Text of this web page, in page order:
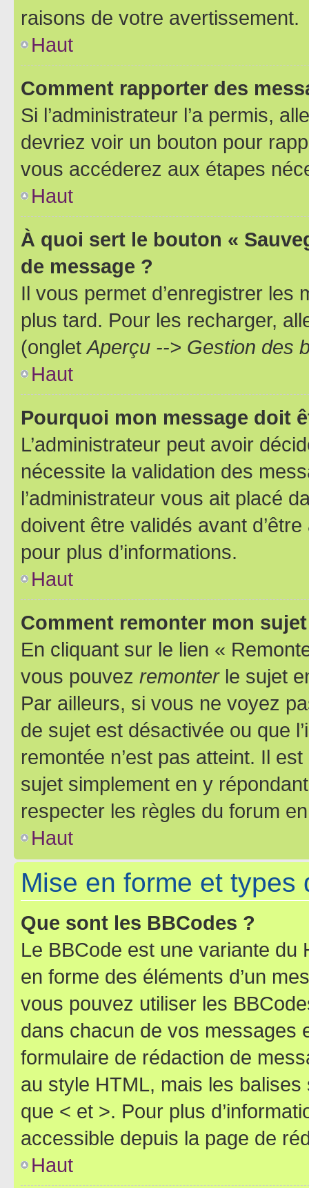
raisons de votre avertissement.
Haut
Comment rapporter des
Si l’administrateur l’a permis,
devriez voir un bouton pour
vous accéderez aux étapes
Haut
À quoi sert le bouton «
de message ?
Il vous permet d’enregistrer
plus tard. Pour les recharger,
(ongletAperçu --> Gestion des
Haut
Pourquoi mon message doit
L’administrateur peut avoir
nécessite la validation des
l’administrateur vous ait placé
doivent être validés avant
pour plus d’informations.
Haut
Comment remonter mon
En cliquant sur le lien «
vous pouvez remonterle sujet
Par ailleurs, si vous ne voyez
de sujet est désactivée ou que
remontée n’est pas atteint. Il
sujet simplement en y
respecter les règles du forum
Haut
Mise en forme et types
Que sont les BBCodes ?
Le BBCode est une variante du
en forme des éléments d’un
vous pouvez utiliser les
dans chacun de vos messages
formulaire de rédaction de
au style HTML, mais les
que < et >. Pour plus
accessible depuis la page de
Haut